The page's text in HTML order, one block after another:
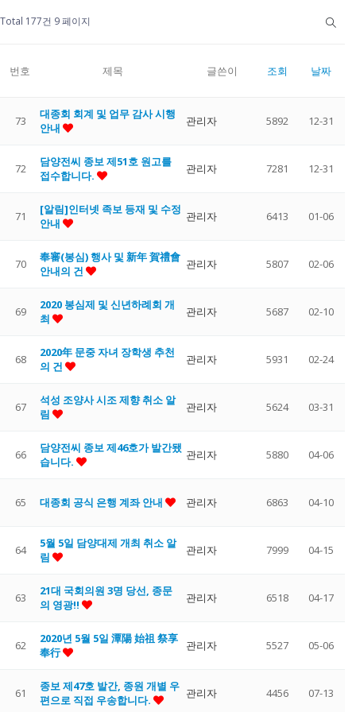
Total 177건 9 페이지
번호 제목 글쓴이 조회 날짜
73
대종회 회계 및 업무 감사 시행
안내
관리자 5892 12-31
72
담양전씨 종보 제51호 원고를
접수합니다.
관리자 7281 12-31
71
[알림]인터넷 족보 등재 및 수정
안내
관리자 6413 01-06
70
奉審(봉심) 행사 및 新年 賀禮會
안내의 건
관리자 5807 02-06
69
2020 봉심제 및 신년하례회 개
최
관리자 5687 02-10
68
2020年 문중 자녀 장학생 추천
의 건
관리자 5931 02-24
67
석성 조양사 시조 제향 취소 알
림
관리자 5624 03-31
66
담양전씨 종보 제46호가 발간됐
습니다.
관리자 5880 04-06
65 대종회 공식 은행 계좌 안내 관리자 6863 04-10
64
5월 5일 담양대제 개최 취소 알
림
관리자 7999 04-15
63
21대 국회의원 3명 당선, 종문
의 영광!!
관리자 6518 04-17
62
2020년 5월 5일 潭陽 始祖 祭享
奉行
관리자 5527 05-06
61
종보 제47호 발간, 종원 개별 우
편으로 직접 우송합니다.
관리자 4456 07-13